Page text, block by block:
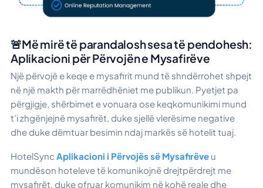
🚨Më mirë të parandalosh sesa të pendohesh:
Aplikacioni për Përvojën e Mysafirëve
Një përvojë e keqe e mysafirit mund të shndërrohet shpejt
në një makth për marrëdhëniet me publikun. Pyetjet pa
përgjigje, shërbimet e vonuara ose keqkomunikimi mund
t’i zhgënjejnë mysafirët, duke sjellë vlerësime negative
dhe duke dëmtuar besimin ndaj markës së hotelit tuaj.
HotelSync Aplikacioni i Përvojës së Mysafirëve u
mundëson hoteleve të komunikojnë drejtpërdrejt me
mysafirët, duke ofruar komunikim në kohë reale dhe